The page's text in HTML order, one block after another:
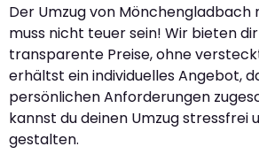
Der Umzug von
muss nicht teuer sein! Wir bieten
transparente Preise, ohne
erhältst ein individuelles Angebot,
persönlichen Anforderungen
kannst du deinen Umzug stressfrei
gestalten.